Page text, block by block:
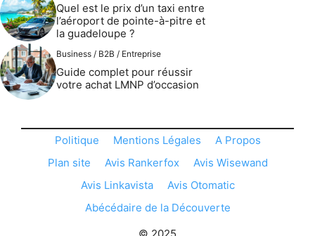
Quel est le prix d’un taxi entre
l’aéroport de pointe-à-pitre et
la guadeloupe ?
Business / B2B / Entreprise
Guide complet pour réussir
votre achat LMNP d’occasion
Politique Mentions Légales
A Propos
Plan site
Avis Rankerfox
Avis Wisewand
Avis Linkavista
Avis Otomatic
Abécédaire de la Découverte